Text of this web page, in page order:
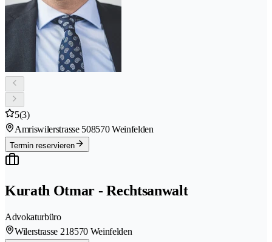
5(3)
Amriswilerstrasse 508570 Weinfelden
Termin reservieren
Kurath Otmar - Rechtsanwalt
Advokaturbüro
Wilerstrasse 218570 Weinfelden